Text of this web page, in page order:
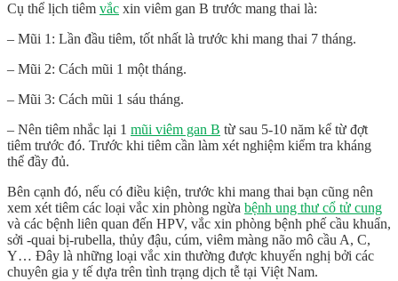
Cụ thể lịch tiêm vắc xin viêm gan B trước mang thai là:
– Mũi 1: Lần đầu tiêm, tốt nhất là trước khi mang thai 7 tháng.
– Mũi 2: Cách mũi 1 một tháng.
– Mũi 3: Cách mũi 1 sáu tháng.
– Nên tiêm nhắc lại 1 mũi viêm gan B từ sau 5-10 năm kể từ đợt
tiêm trước đó. Trước khi tiêm cần làm xét nghiệm kiểm tra kháng
thể đầy đủ.
Bên cạnh đó, nếu có điều kiện, trước khi mang thai bạn cũng nên
xem xét tiêm các loại vắc xin phòng ngừa bệnh ung thư cổ tử cung
và các bệnh liên quan đến HPV, vắc xin phòng bệnh phế cầu khuẩn,
sởi -quai bị-rubella, thủy đậu, cúm, viêm màng não mô cầu A, C,
Y… Đây là những loại vắc xin thường được khuyến nghị bởi các
chuyên gia y tế dựa trên tình trạng dịch tễ tại Việt Nam.